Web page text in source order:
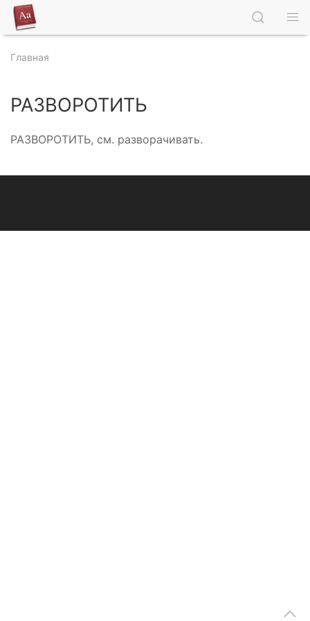
Главная
РАЗВОРОТИТЬ
РАЗВОРОТИТЬ, см. разворачивать.